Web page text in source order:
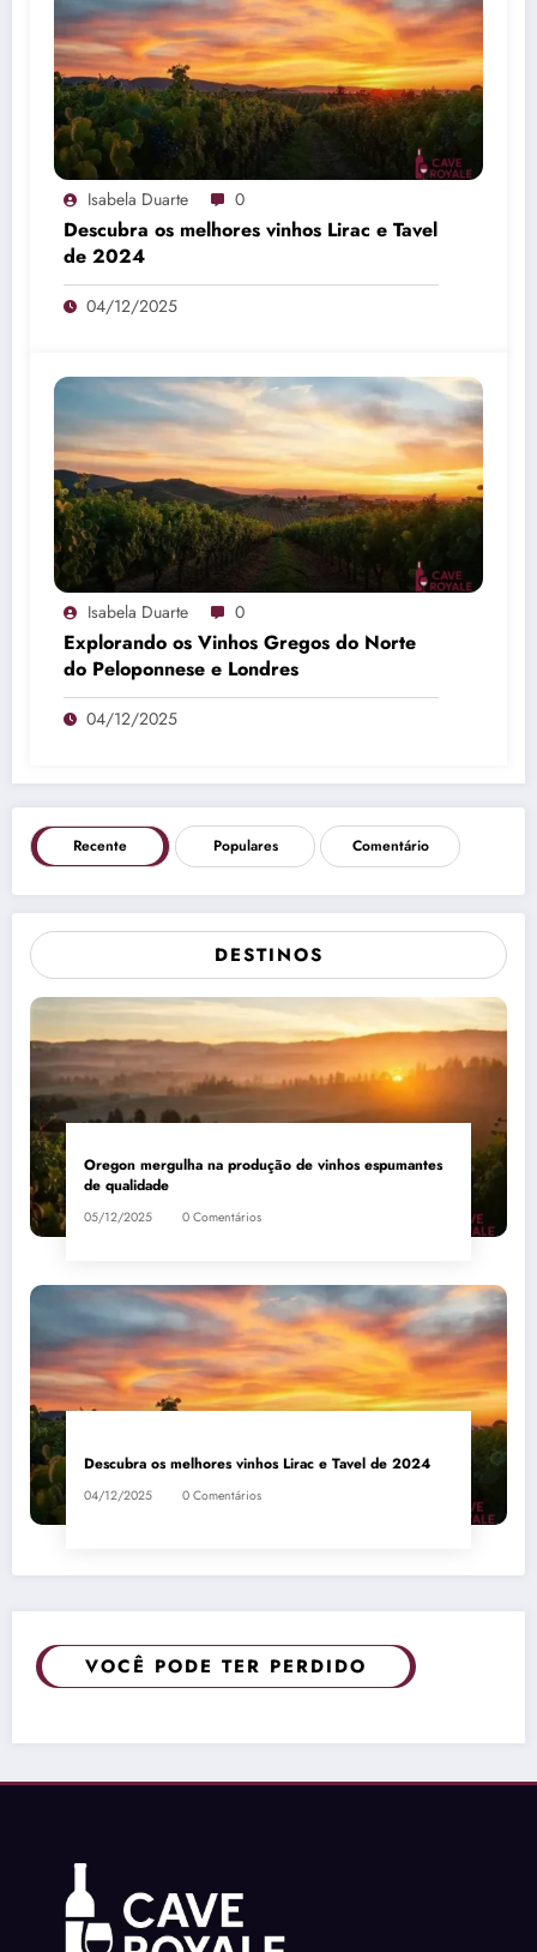
Isabela Duarte 0
Descubra os melhores vinhos Lirac e Tavel
de 2024
04/12/2025
Isabela Duarte 0
Explorando os Vinhos Gregos do Norte
do Peloponnese e Londres
04/12/2025
Recente Populares Comentário
DESTINOS
Oregon mergulha na produção de vinhos espumantes
de qualidade
05/12/2025 0 Comentários
Descubra os melhores vinhos Lirac e Tavel de 2024
04/12/2025 0 Comentários
VOCÊ PODE TER PERDIDO